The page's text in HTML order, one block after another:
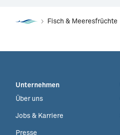
Fisch & Meeresfrüchte
Unternehmen
Über uns
Jobs & Karriere
Presse